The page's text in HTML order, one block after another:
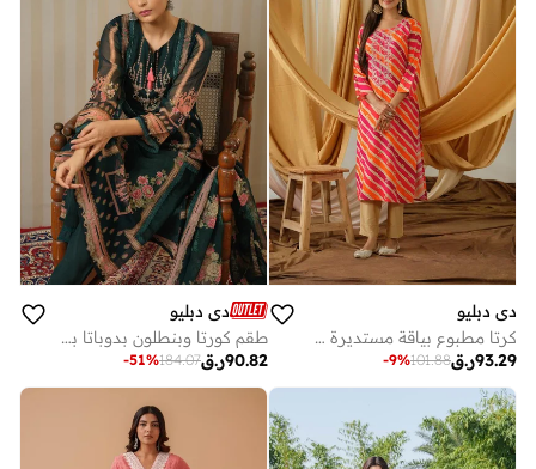
دي دبليو
كرتا مطبوع بياقة مستديرة مستقيمة من ستايلي
ر.ق93.29
101.88
-9%
دي دبليو
طقم كورتا وبنطلون بدوباتا بطبعة زهور وربطة عنق من الأورجانزا من ستايلي
ر.ق90.82
184.07
-51%